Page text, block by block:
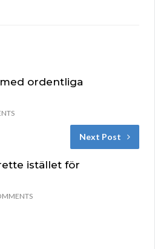
ordentliga
Next Post
istället för